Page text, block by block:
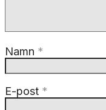
Namn *
E-post *